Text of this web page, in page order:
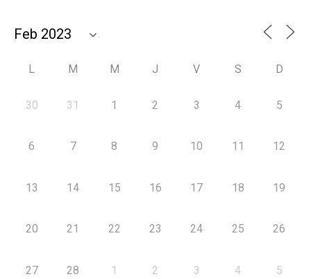
L M M J V S D
30 31 1 2 3 4 5
6 7 8 9 10 11 12
13 14 15 16 17 18 19
20 21 22 23 24 25 26
27 28 1 2 3 4 5